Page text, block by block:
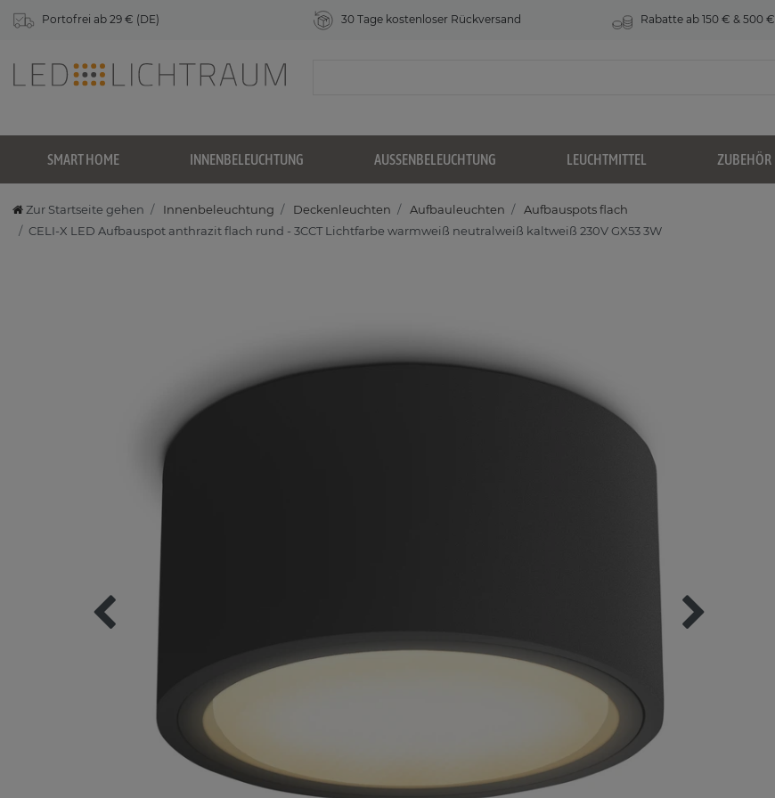
Portofrei ab 29 € (DE) 30 Tage kostenloser Rückversand Rabatte ab 150 € & 500 €
SMART HOME INNENBELEUCHTUNG AUSSENBELEUCHTUNG LEUCHTMITTEL ZUBEHÖR
Zur Startseite gehen Innenbeleuchtung Deckenleuchten Aufbauleuchten
Aufbauspots flach
CELI-X LED Aufbauspot anthrazit flach rund - 3CCT Lichtfarbe warmweiß neutralweiß kaltweiß 230V GX53 3W